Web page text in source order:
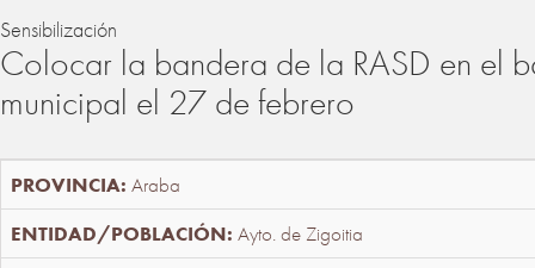
Sensibilización
Colocar la bandera de la RASD en el
municipal el 27 de febrero
Araba
Ayto. de Zigoitia